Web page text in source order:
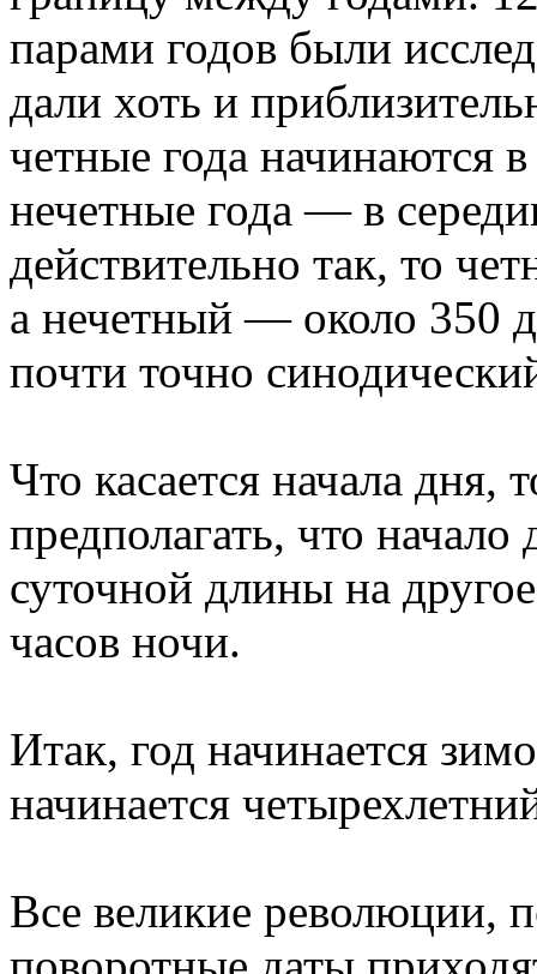
парами годов были
дали хоть и
четные года начинаются
нечетные года — в
действительно так, то
а нечетный — около
почти точно
Что касается начала дня,
предполагать, что
суточной длины на
часов ночи.
Итак, год начинается
начинается
Все великие революции,